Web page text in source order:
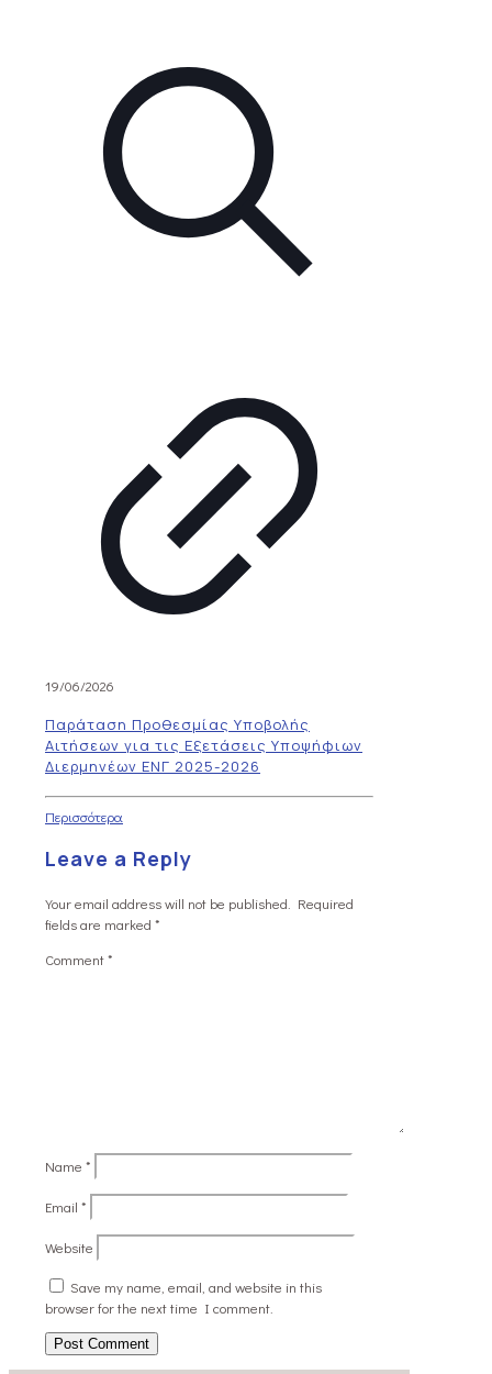
19/06/2026
Παράταση Προθεσμίας Υποβολής
Αιτήσεων για τις Εξετάσεις Υποψήφιων
Διερμηνέων ΕΝΓ 2025-2026
Περισσότερα
Leave a Reply
Your email address will not be published.
Required
fields are marked *
Comment*
Name *
Email *
Website
Save my name, email, and website in this
browser for the next time I comment.